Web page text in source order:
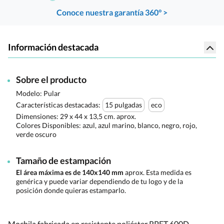
Conoce nuestra garantía 360° >
Información destacada
Sobre el producto
Modelo: Pular
Características destacadas:
15 pulgadas
eco
Dimensiones: 29 x 44 x 13,5 cm. aprox.
Colores Disponibles: azul, azul marino, blanco, negro, rojo,
verde oscuro
Tamaño de estampación
El área máxima es de 140x140 mm aprox. Esta medida es
genérica y puede variar dependiendo de tu logo y de la
posición donde quieras estamparlo.